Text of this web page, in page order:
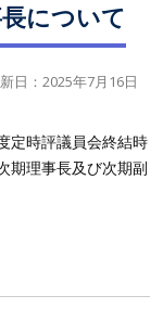
について
日：2025年7月16日
定時評議員会終結時
期理事長及び次期副